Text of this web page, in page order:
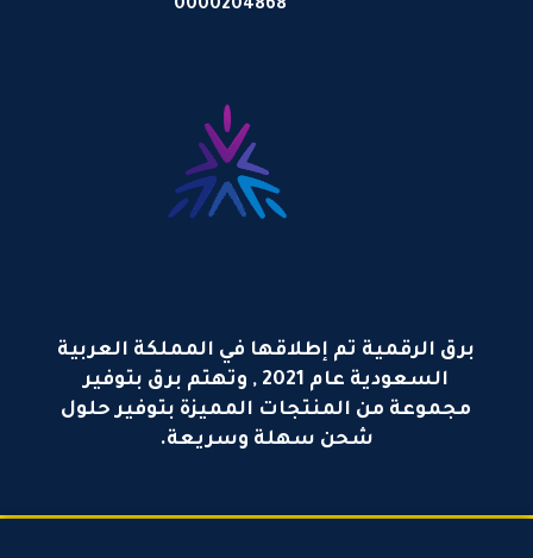
0000204868
برق الرقمية تم إطلاقها في المملكة العربية
السعودية عام 2021 , وتهتم برق بتوفير
مجموعة من المنتجات المميزة بتوفير حلول
شحن سهلة وسريعة.